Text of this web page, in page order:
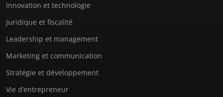
Innovation et technologie
Juridique et fiscalité
Leadership et management
Marketing et communication
Stratégie et développement
Vie d’entrepreneur